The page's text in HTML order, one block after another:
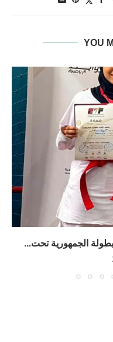
YOU
الجمهورية تحت...